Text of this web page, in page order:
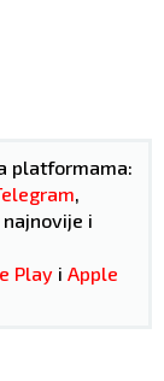
platformama:
,
i
Play i Apple